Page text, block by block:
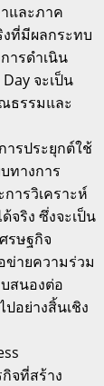
และภาค
ที่มีผลกระทบ
ารดำเนิน
จะเป็น
ธรรมและ
ารประยุกต์ใช้
ทางการ
ารวิเคราะห์
จริง ซึ่งจะเป็น
รษฐกิจ
ข่ายความร่วม
สนองต่อ
อย่างสิ้นเชิง
จที่สร้าง